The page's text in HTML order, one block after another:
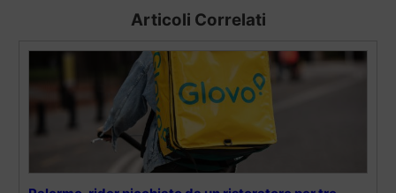
Articoli Correlati